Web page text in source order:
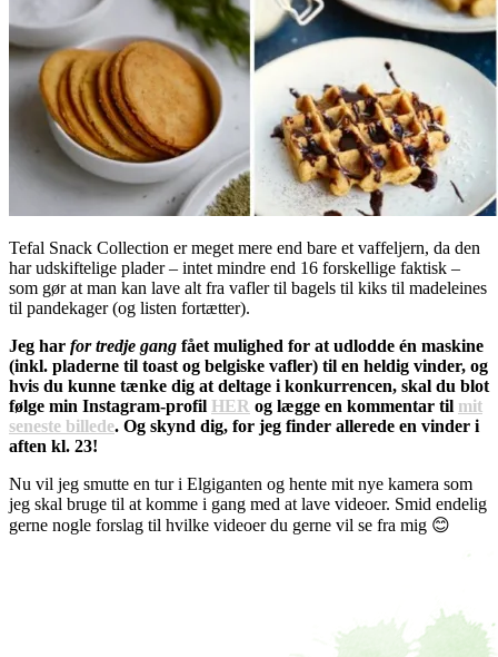
Tefal Snack Collection er meget mere end bare et vaffeljern, da den
har udskiftelige plader – intet mindre end 16 forskellige faktisk –
som gør at man kan lave alt fra vafler til bagels til kiks til madeleines
til pandekager (og listen fortætter).
Jeg har for tredje gang fået mulighed for at udlodde én maskine
(inkl. pladerne til toast og belgiske vafler) til en heldig vinder, og
hvis du kunne tænke dig at deltage i konkurrencen, skal du blot
følge min Instagram-profil HER og lægge en kommentar til mit
seneste billede. Og skynd dig, for jeg finder allerede en vinder i
aften kl. 23!
Nu vil jeg smutte en tur i Elgiganten og hente mit nye kamera som
jeg skal bruge til at komme i gang med at lave videoer. Smid endelig
gerne nogle forslag til hvilke videoer du gerne vil se fra mig 😊